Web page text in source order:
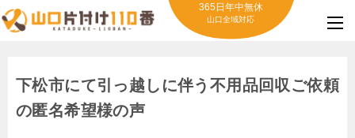
365日年中無休
山口全域対応
下松市にて引っ越しに伴う不用品回収ご依頼
の匿名希望様の声